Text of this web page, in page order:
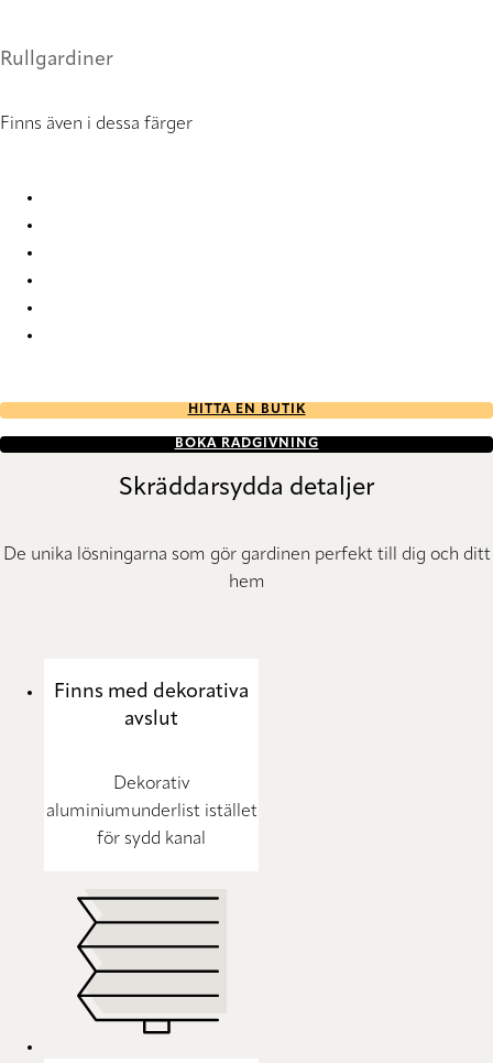
Rullgardiner
Finns även i dessa färger
HITTA EN BUTIK
BOKA RÅDGIVNING
Skräddarsydda detaljer
De unika lösningarna som gör gardinen perfekt till dig och ditt
hem
Finns med dekorativa
avslut
Dekorativ
aluminiumunderlist istället
för sydd kanal